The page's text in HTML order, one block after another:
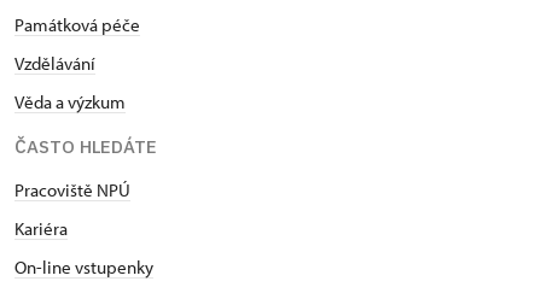
Památková péče
Vzdělávání
Věda a výzkum
ČASTO HLEDÁTE
Pracoviště NPÚ
Kariéra
On-line vstupenky